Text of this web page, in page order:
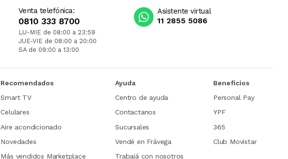
Venta telefónica:
0810 333 8700
LU-MIE de 08:00 a 23:59
JUE-VIE de 08:00 a 20:00
SA de 09:00 a 13:00
Asistente virtual
11 2855 5086
Recomendados
Smart TV
Celulares
Aire acondicionado
Novedades
Más vendidos Marketplace
Ayuda
Centro de ayuda
Contactanos
Sucursales
Vendé en Frávega
Trabajá con nosotros
Beneficios
Personal Pay
YPF
365
Club Movistar